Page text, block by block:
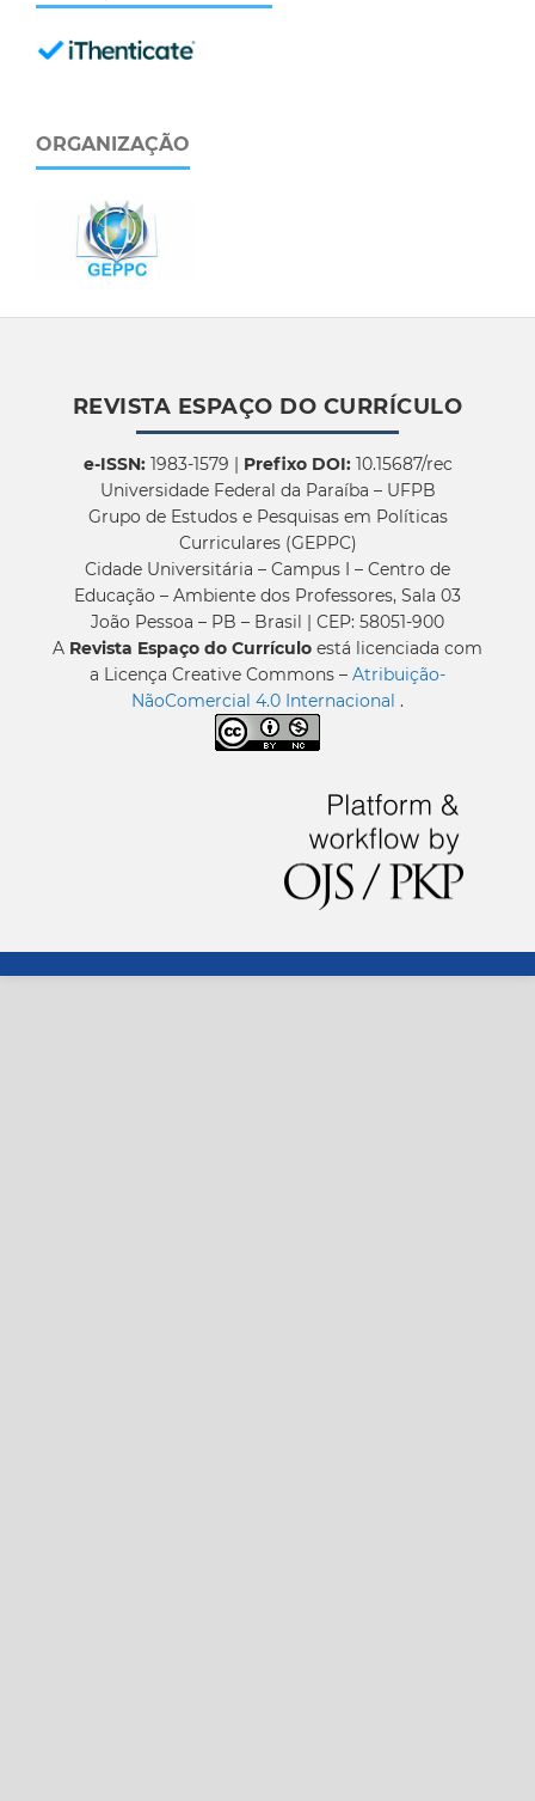
ORGANIZAÇÃO
REVISTA ESPAÇO DO CURRÍCULO
e-ISSN:1983-1579 | Prefixo DOI:10.15687/rec
Universidade Federal da Paraíba – UFPB
Grupo de Estudos e Pesquisas em Políticas
Curriculares (GEPPC)
Cidade Universitária – Campus I – Centro de
Educação – Ambiente dos Professores, Sala 03
João Pessoa – PB – Brasil | CEP: 58051-900
A Revista Espaço do Currículo está licenciada com
a Licença Creative Commons – Atribuição-
NãoComercial 4.0 Internacional .